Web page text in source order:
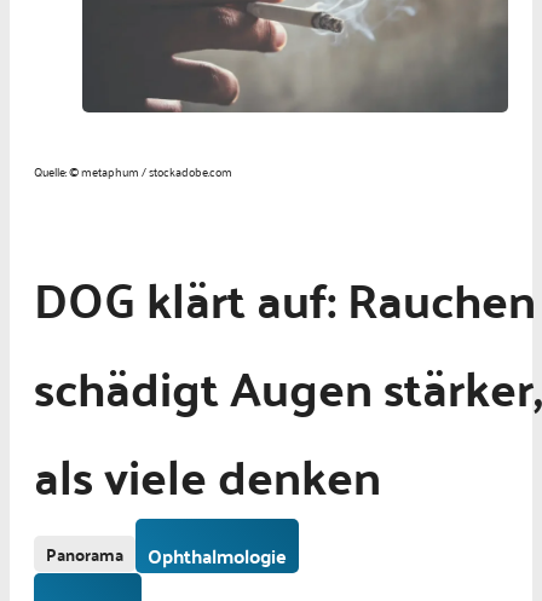
Quelle: © metaphum / stockadobe.com
DOG klärt auf: Rauchen
schädigt Augen stärker,
als viele denken
Panorama
Ophthalmologie